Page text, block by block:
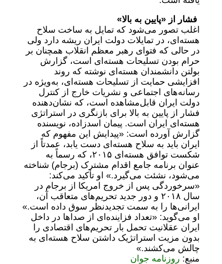
فشار از «پایین به بالا»
اغلب تصور می‌شود که تمایل به ساخت سلاح
هسته‌ای، در تمایلات دولت ایران ریشه دارد ولی
در حالی که فتوای رهبر معظم انقلاب همچنان بر
حرام بودن تسلیحات هسته‌ای است، گزارش
بولتن دانشمندان هسته‌ای نوشته که روند
افزایشی حمایت از تسلیحات هسته‌ای، به‌ویژه در
رسانه‌های اجتماعی و نشریات خارج از کنترل
دولت ایران قابل‌مشاهده است، که نشان‌دهنده
فشار از پایین به بالا برای بازنگری در استراتژی
هسته‌ای ایران است. پیمان اسدزاده، نویسنده
گزارش آورده است: «پیدایش این مفهوم که
ایران باید به سلاح هسته‌ای دست یابد، عمدتاً از
شکست توافق هسته‌ای ۲۰۱۵، که رسماً به
عنوان برنامه جامع اقدام مشترک (برجام) شناخته
می‌شود، نشئت می‌گیرد.» او تأکید می‌کند:
«سرخوردگی پس از خروج امریکا از برجام در
سال ۲۰۱۸ و دور جدید تحریم‌های متعاقب آن،
ایرانی‌ها را به سمت تجدیدنظر سوق داده است.»
او می‌گوید: «تعداد فزاینده‌ای از صدا‌ها در داخل
ایران عقلانیت تحمل بار تحریم‌های اقتصادی را
بدون مزیت استراتژیک داشتن سلاح هسته‌ای به
چالش می‌کشند.»
منبع: روزنامه جوان